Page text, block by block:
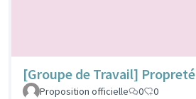
[Groupe de Travail] Propreté
Proposition officielle 0 0